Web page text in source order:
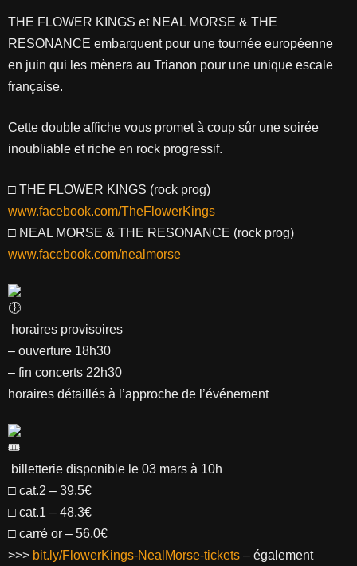
THE FLOWER KINGS et NEAL MORSE & THE
RESONANCE embarquent pour une tournée européenne
en juin qui les mènera au Trianon pour une unique escale
française.
Cette double affiche vous promet à coup sûr une soirée
inoubliable et riche en rock progressif.
□ THE FLOWER KINGS (rock prog)
www.facebook.com/TheFlowerKings
□ NEAL MORSE & THE RESONANCE (rock prog)
www.facebook.com/nealmorse
horaires provisoires
– ouverture 18h30
– fin concerts 22h30
horaires détaillés à l’approche de l’événement
billetterie disponible le 03 mars à 10h
□ cat.2 – 39.5€
□ cat.1 – 48.3€
□ carré or – 56.0€
>>> bit.ly/FlowerKings-NealMorse-tickets – également